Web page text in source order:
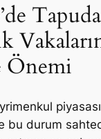
Tapuda
Önemi
bu durum